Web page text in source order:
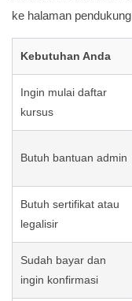
ke halaman
Kebutuhan Anda
Ingin mulai daftar
kursus
Butuh bantuan admin
Butuh sertifikat atau
legalisir
Sudah bayar dan
ingin konfirmasi